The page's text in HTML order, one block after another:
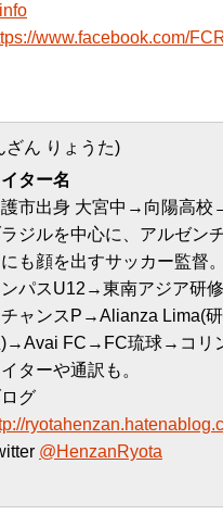
www.facebook.com/
ざん りょうた)
ター名
市出身 大宮中→向陽高校
ジルを中心に、アルゼン
も顔を出すサッカー監督
パスU12→東南アジア研
チャンスP→Alianza Lima(
FC→FC琉球→コリ
ターや通訳も。
グ
@HenzanRyota